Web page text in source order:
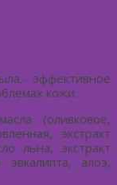
эффективное
кожи.
(оливковое,
экстракт
льна, экстракт
алоэ,